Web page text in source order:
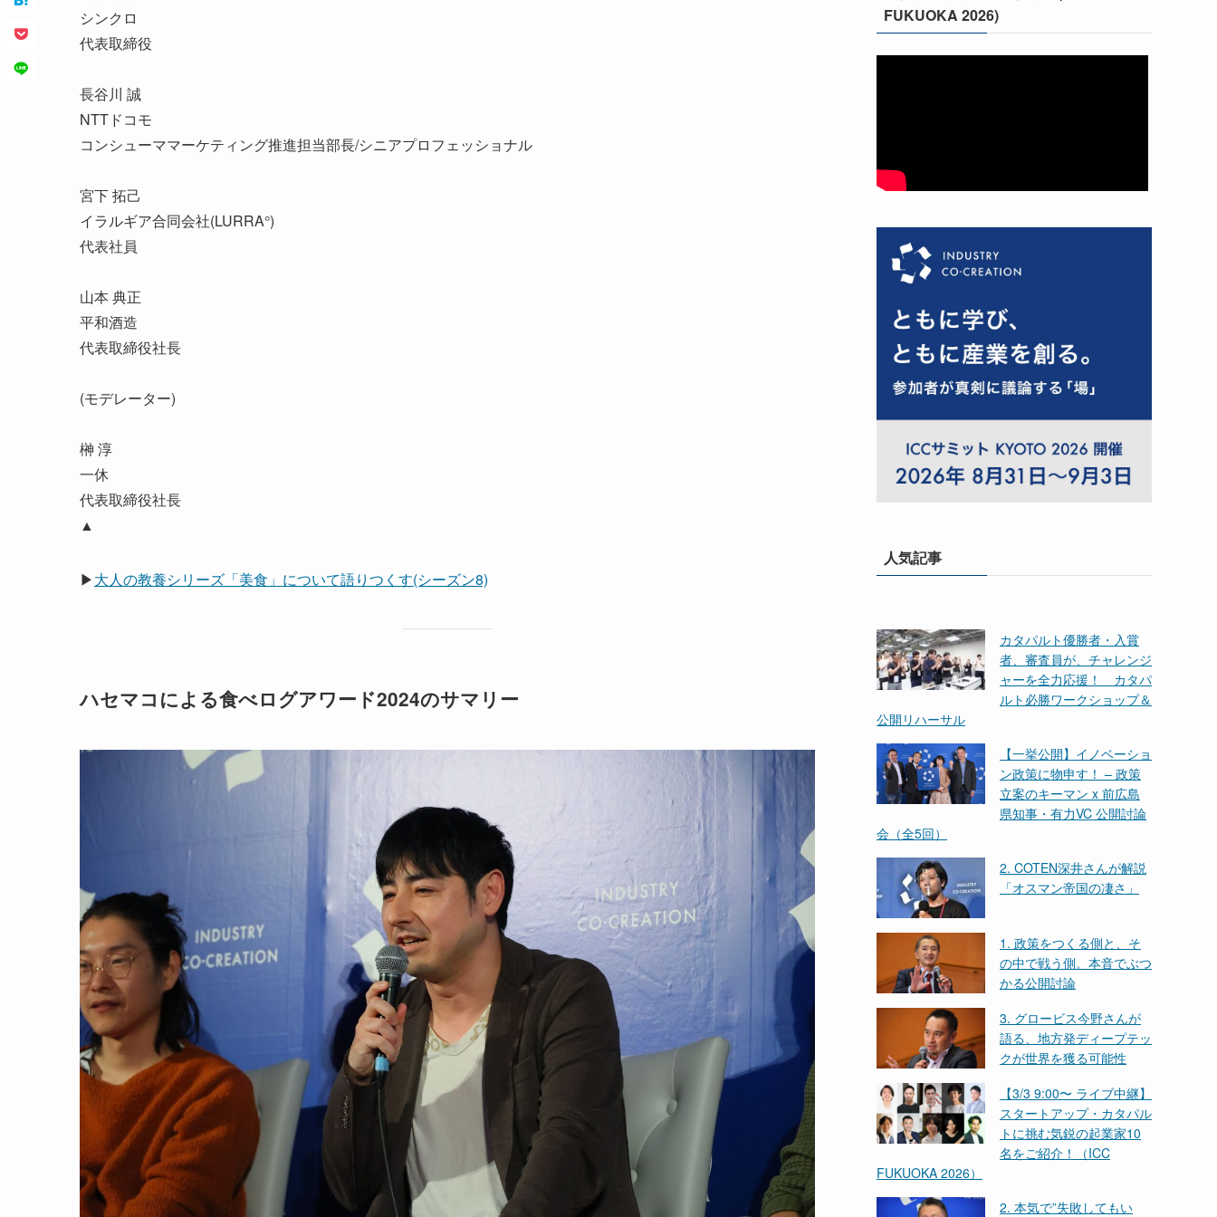
シンクロ
代表取締役
長谷川 誠
NTTドコモ
コンシューママーケティング推進担当部長/シニアプロフェッショナル
宮下 拓己
イラルギア合同会社(LURRA°)
代表社員
山本 典正
平和酒造
代表取締役社長
(モデレーター)
榊 淳
一休
代表取締役社長
▲
▶大人の教養シリーズ「美食」について語りつくす(シーズン8)
ハセマコによる食べログアワード2024のサマリー
FUKUOKA 2026)
人気記事
カタパルト優勝者・入賞
者、審査員が、チャレンジ
ャーを全力応援！ カタパ
ルト必勝ワークショップ＆
公開リハーサル
【一挙公開】イノベーショ
ン政策に物申す！ – 政策
立案のキーマン x 前広島
県知事・有力VC 公開討論
会（全5回）
2. COTEN深井さんが解説
「オスマン帝国の凄さ」
1. 政策をつくる側と、そ
の中で戦う側。本音でぶつ
かる公開討論
3. グロービス今野さんが
語る、地方発ディープテッ
クが世界を獲る可能性
【3/3 9:00〜 ライブ中継】
スタートアップ・カタパル
トに挑む気鋭の起業家10
名をご紹介！（ICC
FUKUOKA 2026）
2. 本気で”失敗してもい